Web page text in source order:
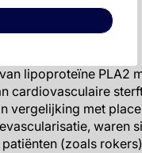
lipoproteïne PLA2
cardiovasculaire
vergelijking met
waren
(zoals